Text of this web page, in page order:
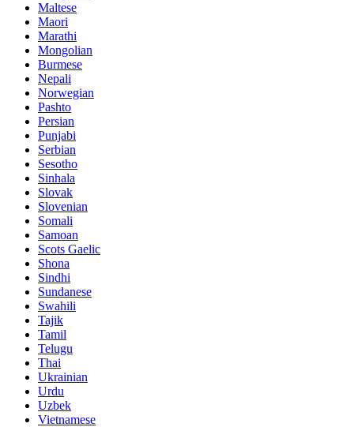
Maltese
Maori
Marathi
Mongolian
Burmese
Nepali
Norwegian
Pashto
Persian
Punjabi
Serbian
Sesotho
Sinhala
Slovak
Slovenian
Somali
Samoan
Scots Gaelic
Shona
Sindhi
Sundanese
Swahili
Tajik
Tamil
Telugu
Thai
Ukrainian
Urdu
Uzbek
Vietnamese